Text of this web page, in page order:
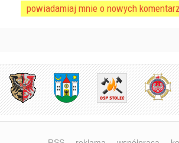
powiadamiaj mnie o nowych